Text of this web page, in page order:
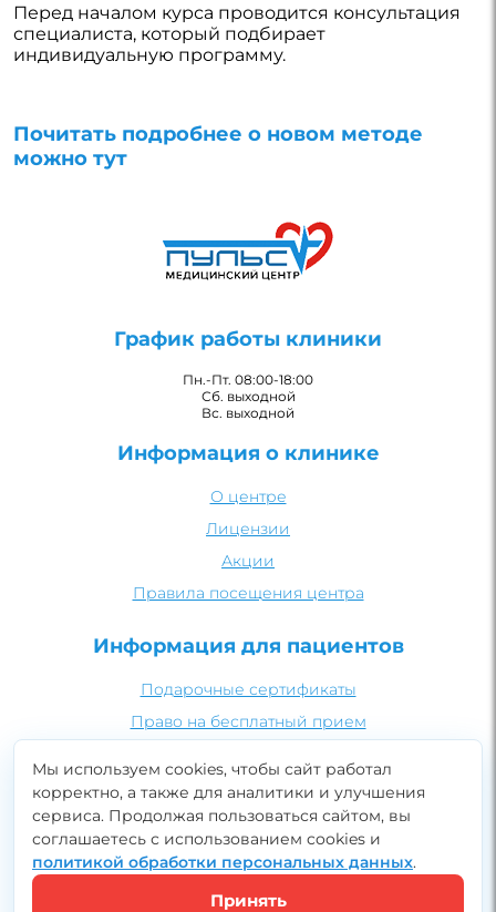
Перед началом курса проводится консультация
специалиста, который подбирает
индивидуальную программу.
Почитать подробнее о новом методе
можно тут
График работы клиники
Пн.-Пт. 08:00-18:00
Сб. выходной
Вс. выходной
Информация о клинике
О центре
Лицензии
Акции
Правила посещения центра
Информация для пациентов
Подарочные сертификаты
Право на бесплатный прием
Безопасность медицинских процедур
Подготовка к УЗИ
Записаться онлайн
Мы используем cookies, чтобы сайт работал
корректно, а также для аналитики и улучшения
сервиса. Продолжая пользоваться сайтом, вы
соглашаетесь с использованием cookies и
политикой обработки персональных данных.
Принять